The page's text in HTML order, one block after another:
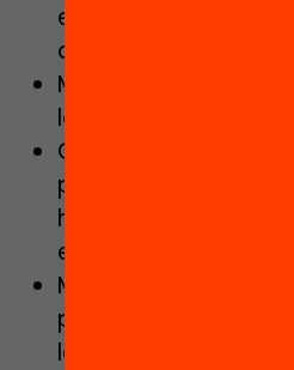
educadores para
diversos.
Mejorar los
los maestros
Continuar invirtiendo
profesionalización
habilidades de los
escuela.
Mejorar los climas
promoviendo la
las necesidades del